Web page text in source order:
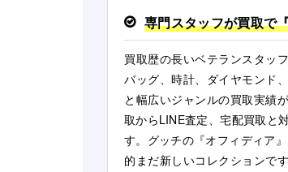
専門スタッフが買取で
買取歴の長いベテランスタッ
バッグ、時計、ダイヤモンド
と幅広いジャンルの買取実績
取からLINE査定、宅配買取と
す。グッチの『オフィディア
的まだ新しいコレクションで